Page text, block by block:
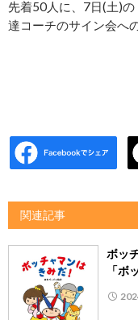
先着50人に、7日(土)
達コーチのサイン会へ
関連記事
ボッ
「ボ